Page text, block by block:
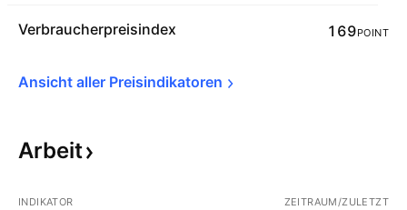
Verbraucherpreisindex 169POINT
Ansicht aller Preisindikatoren
Arbeit
INDIKATOR ZEITRAUM/ZULETZT